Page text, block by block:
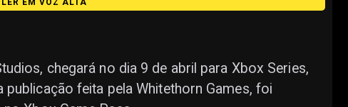
chegará no dia 9 de abril para Xbox Series,
publicação feita pela Whitethorn Games, foi